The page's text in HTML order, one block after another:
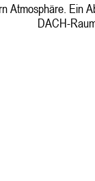
Atmosphäre. Ein
DACH-